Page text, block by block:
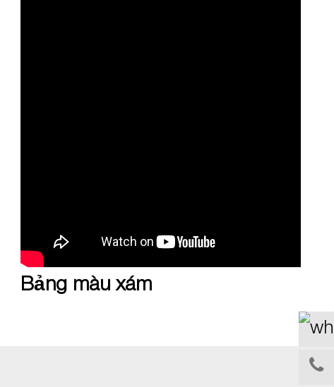
Bảng màu xám